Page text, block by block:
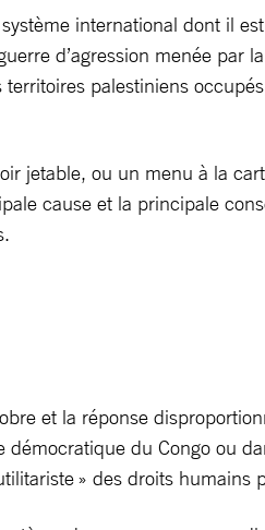
international dont il
d’agression menée par
palestiniens
jetable, ou un menu à la
cause et la principale
et la réponse
du Congo ou
» des droits humains